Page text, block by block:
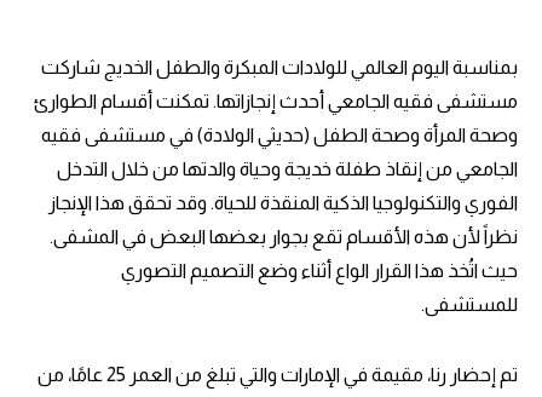
بمناسبة اليوم العالمي للولادات المبكرة والطفل الخديج شاركت
مستشفى فقيه الجامعي أحدث إنجازاتها. تمكنت أقسام الطوارئ
وصحة المرأة وصحة الطفل (حديثي الولادة) في مستشفى فقيه
الجامعي من إنقاذ طفلة خديجة وحياة والدتها من خلال التدخل
الفوري والتكنولوجيا الذكية المنقذة للحياة. وقد تحقق هذا الإنجاز
نظراً لأن هذه الأقسام تقع بجوار بعضها البعض في المشفى.
حيث اتُخذ هذا القرار الواع أثناء وضع التصميم التصوري
للمستشفى.
تم إحضار رنا، مقيمة في الإمارات والتي تبلغ من العمر 25 عامًا، من